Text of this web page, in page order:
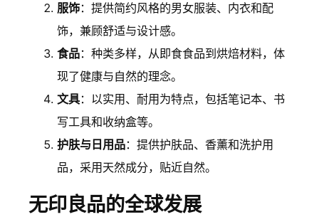
服饰：提供简约风格的男女服装、内衣和配
饰，兼顾舒适与设计感。
食品：种类多样，从即食食品到烘焙材料，体
现了健康与自然的理念。
文具：以实用、耐用为特点，包括笔记本、书
写工具和收纳盒等。
护肤与日用品：提供护肤品、香薰和洗护用
品，采用天然成分，贴近自然。
无印良品的全球发展